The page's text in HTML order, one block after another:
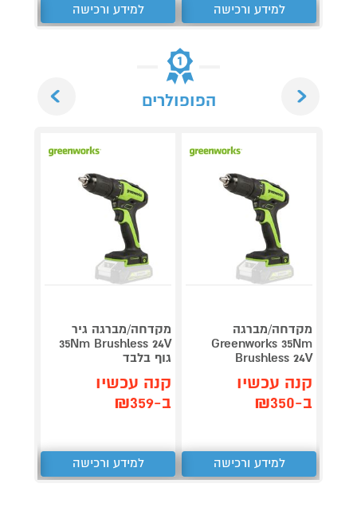
למידע ורכישה למידע ורכישה
הפופולרים
מקדחה/מברגה
Greenworks 35Nm
Brushless 24V
קנה עכשיו
ב-₪350
למידע ורכישה
מקדחה/מברגה גיר
35Nm Brushless 24V
גוף בלבד
קנה עכשיו
ב-₪359
למידע ורכישה